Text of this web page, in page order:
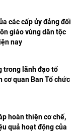
các cấp ủy đảng đối
giáo vùng dân tộc
nay
trong lãnh đạo tổ
cơ quan Ban Tổ chức
hoàn thiện cơ chế,
quả hoạt động của